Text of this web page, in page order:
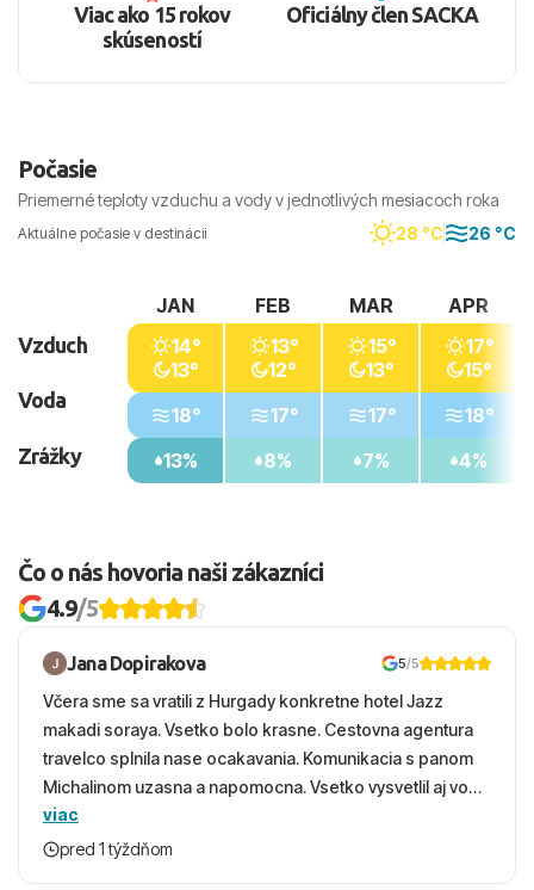
Viac ako 15 rokov
skúseností
Oficiálny člen SACKA
Počasie
Priemerné teploty vzduchu a vody v jednotlivých mesiacoch roka
Aktuálne počasie v destinácii 28 °C 26 °C
Vzduch
Voda
Zrážky
JAN
14°
13°
18°
13%
FEB
13°
12°
17°
8%
MAR
15°
13°
17°
7%
APR
17°
15°
18°
4%
Čo o nás hovoria naši zákazníci
4.9/5
Jana Dopirakova 5/5
Včera sme sa vratili z Hurgady konkretne hotel Jazz
makadi soraya. Vsetko bolo krasne. Cestovna agentura
travelco splnila nase ocakavania. Komunikacia s panom
Michalinom uzasna a napomocna. Vsetko vysvetlil aj vo
vecernych hodinach zaco sa ospravedlnujem. Hotel
krasny, cisty. Sluzby top. Strava, prostredie, more,
viac
pred 1 týždňom